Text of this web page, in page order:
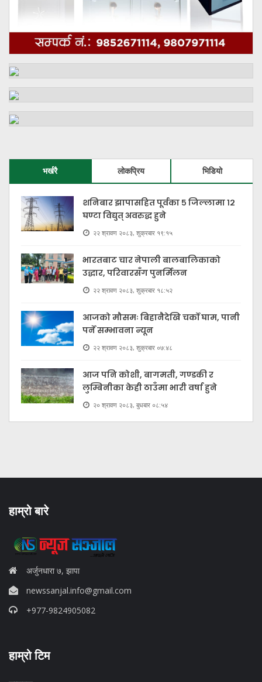
भर्खरै लोकप्रिय भिडियो
शनिबार झापासहित पूर्वका ५ जिल्लामा १२
घण्टा विद्युत् अवरुद्ध हुने
२२ श्रावण २०८३, शुक्रबार १९:१५
भारतबाट चार नेपाली बालबालिकाको
उद्धार, परिवारसँग पुनर्मिलन
२२ श्रावण २०८३, शुक्रबार १८:५२
आजको मौसमः बिहानैदेखि चर्को घाम, पानी
पर्ने सम्भावना न्यून
२२ श्रावण २०८३, शुक्रबार ०७:४८
आज पनि कोशी, बागमती, गण्डकी र
लुम्बिनीका केही ठाउँमा भारी वर्षा हुने
२० श्रावण २०८३, बुधबार ०८:५४
हाम्रो बारे
अर्जुनधारा ७, झापा
newssanjal.info@gmail.com
+977-9824905082
b88 slot
हाम्रो टिम